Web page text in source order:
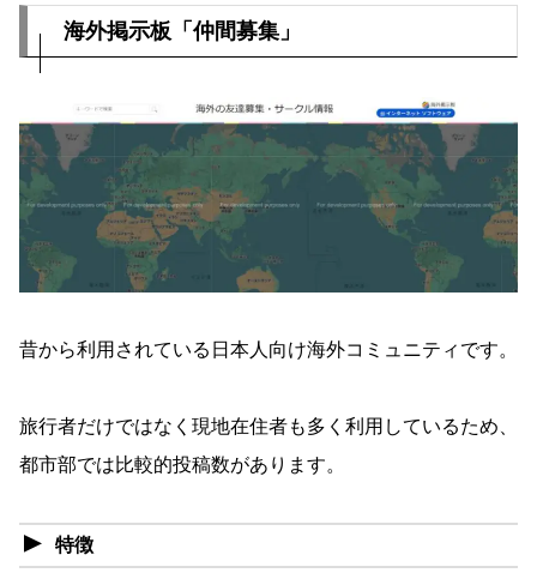
海外掲示板「仲間募集」
昔から利用されている日本人向け海外コミュニティです。
旅行者だけではなく現地在住者も多く利用しているため、
都市部では比較的投稿数があります。
特徴